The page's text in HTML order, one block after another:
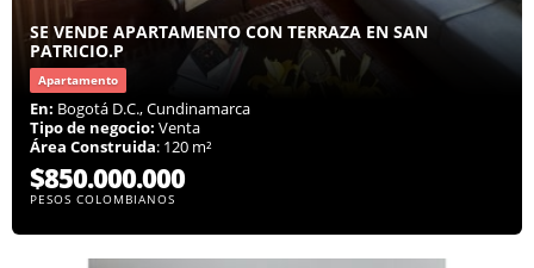
SE VENDE APARTAMENTO CON TERRAZA EN SAN
PATRICIO.P
Apartamento
En: Bogotá D.C., Cundinamarca
Tipo de negocio: Venta
Área Construida: 120 m²
$850.000.000
PESOS COLOMBIANOS